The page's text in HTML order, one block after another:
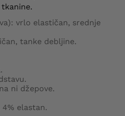
vrlo elastičan, srednje
tanke debljine.
ni džepove.
elastan.